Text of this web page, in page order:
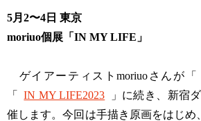
5月2〜4日 東京
moriuo個展「IN MY LIFE」
ゲイアーティストmoriuoさんが「
「
IN MY LIFE2023
」に続き、新宿
催します。今回は手描き原画をはじめ